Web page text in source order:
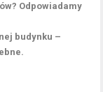
Odpowiadamy
budynku –